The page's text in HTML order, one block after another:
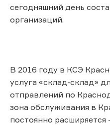
сегодняшний день
организаций.
В 2016 году в КСЭ
услуга «склад-склад»
отправлений по
зона обслуживания в
постоянно